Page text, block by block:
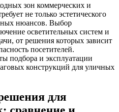
зон коммерческих и
не только эстетического
нюансов. Выбор
осветительных систем и
от решения которых зависит
посетителей.
подбора и эксплуатации
конструкций для уличных
для